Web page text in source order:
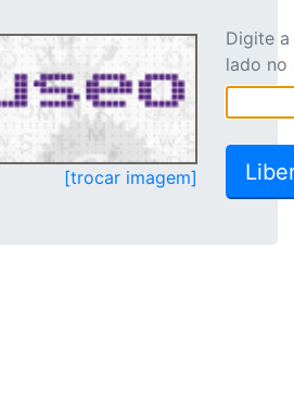
[trocar imagem]
Digite
lado no